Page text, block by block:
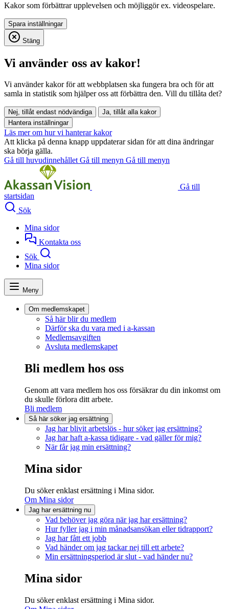
Kakor som förbättrar upplevelsen och möjliggör ex. videospelare.
Stäng
Vi använder oss av kakor!
Vi använder kakor för att webbplatsen ska fungera bra och för att
samla in statistik som hjälper oss att förbättra den. Vill du tillåta det?
Nej, tillåt endast nödvändiga
Ja, tillåt alla kakor
Hantera inställningar
Läs mer om hur vi hanterar kakor
Att klicka på denna knapp uppdaterar sidan för att dina ändringar
ska börja gälla.
Gå till huvudinnehålletGå till menyn Gå till menyn
Gå till
startsidan
Sök
Mina sidor
Kontakta oss
Sök
Mina sidor
Meny
Om medlemskapet
Så här blir du medlem
Därför ska du vara med i a-kassan
Medlemsavgiften
Avsluta medlemskapet
Bli medlem hos oss
Genom att vara medlem hos oss försäkrar du din inkomst om
du skulle förlora ditt arbete.
Bli medlem
Så här söker jag ersättning
Jag har blivit arbetslös - hur söker jag ersättning?
Jag har haft a-kassa tidigare - vad gäller för mig?
När får jag min ersättning?
Mina sidor
Du söker enklast ersättning i Mina sidor.
Om Mina sidor
Jag har ersättning nu
Vad behöver jag göra när jag har ersättning?
Hur fyller jag i min månadsansökan eller tidrapport?
Jag har fått ett jobb
Vad händer om jag tackar nej till ett arbete?
Min ersättningsperiod är slut - vad händer nu?
Mina sidor
Du söker enklast ersättning i Mina sidor.